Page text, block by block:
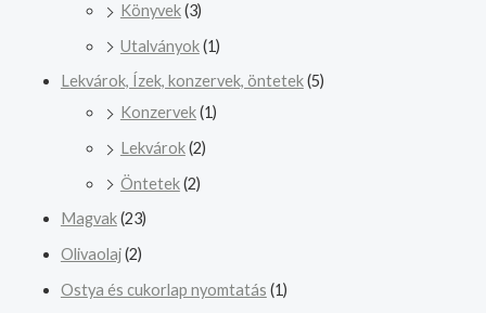
Könyvek(3)
Utalványok(1)
Lekvárok, Ízek, konzervek, öntetek(5)
Konzervek(1)
Lekvárok(2)
Öntetek(2)
Magvak(23)
Olivaolaj(2)
Ostya és cukorlap nyomtatás (1)